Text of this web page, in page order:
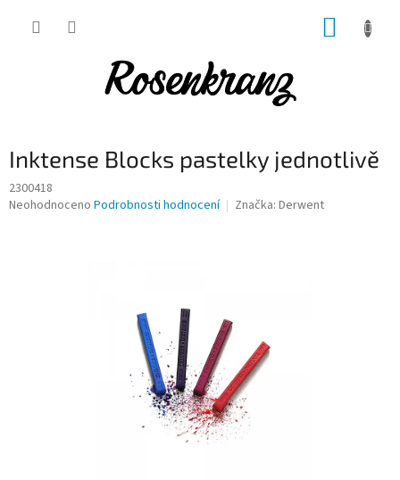
Inktense Blocks pastelky jednotlivě
2300418
Průměrné
Neohodnoceno Podrobnosti hodnocení Značka: Derwent